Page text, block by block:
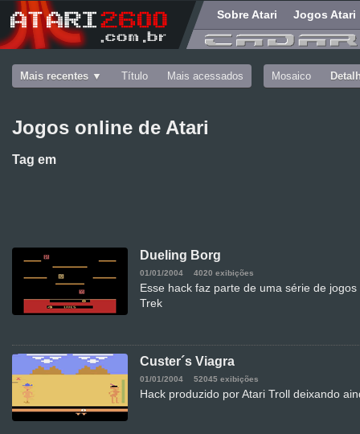
Sobre Atari Jogos Atari
Mais recentes Título Mais acessados Mosaico
Jogos online de Atari
Tag em
Dueling Borg
01/01/2004 4020 exibições
Esse hack faz parte de uma série de
Trek
Custer´s Viagra
01/01/2004 52045 exibições
Hack produzido por Atari Troll deixando